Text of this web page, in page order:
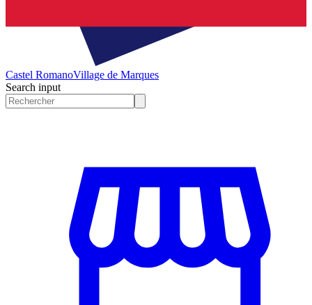
Castel RomanoVillage de Marques
Search input